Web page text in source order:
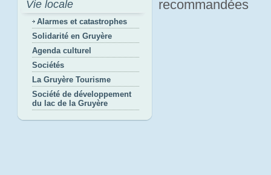
Vie locale
Alarmes et catastrophes
Solidarité en Gruyère
Agenda culturel
Sociétés
La Gruyère Tourisme
Société de développement
du lac de la Gruyère
recommandées